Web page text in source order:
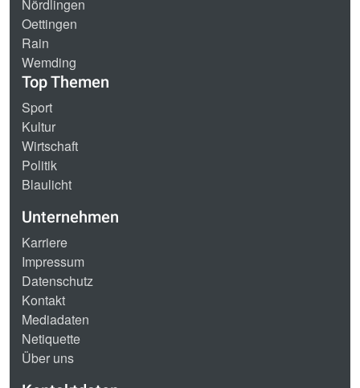
Nördlingen
Oettingen
Rain
Wemding
Top Themen
Sport
Kultur
Wirtschaft
Politik
Blaulicht
Unternehmen
Karriere
Impressum
Datenschutz
Kontakt
Mediadaten
Netiquette
Über uns